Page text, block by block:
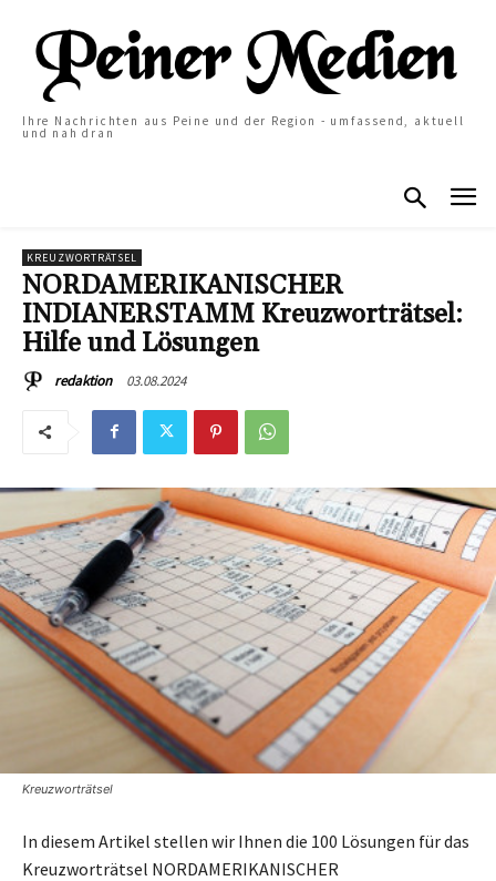
Ihre Nachrichten aus Peine und der Region - umfassend, aktuell
und nah dran
KREUZWORTRÄTSEL
NORDAMERIKANISCHER
INDIANERSTAMM Kreuzworträtsel:
Hilfe und Lösungen
redaktion 03.08.2024
Kreuzworträtsel
In diesem Artikel stellen wir Ihnen die 100 Lösungen für das
Kreuzworträtsel NORDAMERIKANISCHER